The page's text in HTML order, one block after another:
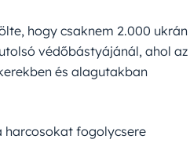
hogy csaknem 2.000 ukrán
védőbástyájánál, ahol az
és alagutakban
harcosokat fogolycsere